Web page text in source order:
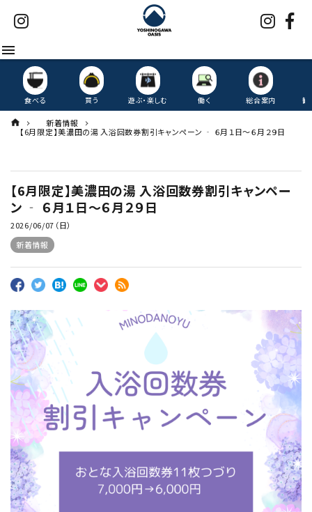
menu
食べる 買う 遊ぶ・楽しむ 働く 総合案内 観
新着情報
【6月限定】美濃田の湯 入浴回数券割引キャンペーン ‐ ６月１日～６月２９日
【6月限定】美濃田の湯 入浴回数券割引キャンペー
ン ‐ ６月１日～６月２９日
2026/06/07（日）
新着情報